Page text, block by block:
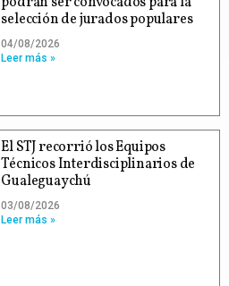
selección de jurados populares
04/08/2026
Leer más »
El STJ recorrió los Equipos
Técnicos Interdisciplinarios de
Gualeguaychú
03/08/2026
Leer más »